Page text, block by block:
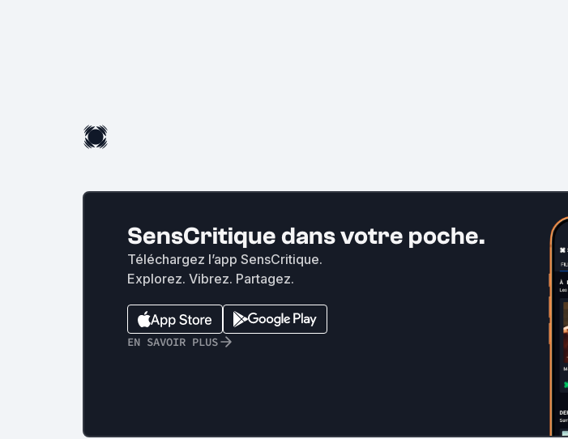
SensCritique dans votre poche.
Téléchargez l’app SensCritique.
Explorez. Vibrez. Partagez.
EN SAVOIR PLUS